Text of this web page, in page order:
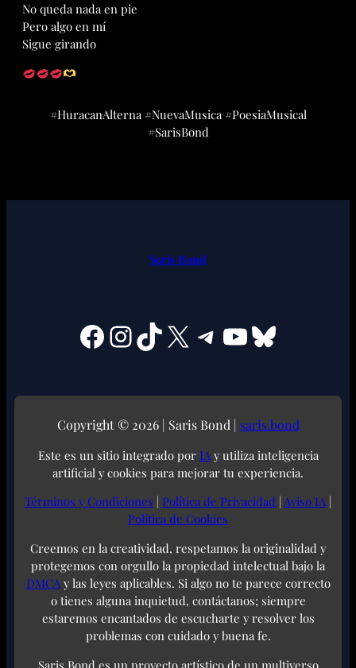
No queda nada en pie
Pero algo en mí
Sigue girando
#HuracanAlterna #NuevaMusica #PoesiaMusical
#SarisBond
Saris Bond
Facebook InstagramTikTok X Telegram YouTube Bluesky
Copyright © 2026 | Saris Bond | saris.bond
Este es un sitio integrado por IAy utiliza inteligencia
artificial y cookies para mejorar tu experiencia.
Términos y Condiciones | Política de Privacidad | Aviso IA|
Política de Cookies
Creemos en la creatividad, respetamos la originalidad y
protegemos con orgullo la propiedad intelectual bajo la
DMCAy las leyes aplicables. Si algo no te parece correcto
o tienes alguna inquietud, contáctanos; siempre
estaremos encantados de escucharte y resolver los
problemas con cuidado y buena fe.